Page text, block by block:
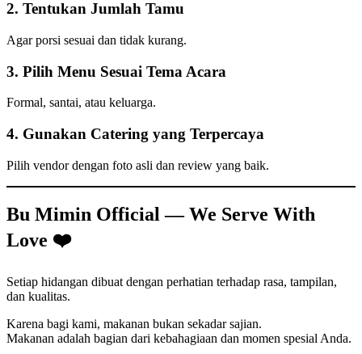
2. Tentukan Jumlah Tamu
Agar porsi sesuai dan tidak kurang.
3. Pilih Menu Sesuai Tema Acara
Formal, santai, atau keluarga.
4. Gunakan Catering yang Terpercaya
Pilih vendor dengan foto asli dan review yang baik.
Bu Mimin Official — We Serve With
Love ❤️
Setiap hidangan dibuat dengan perhatian terhadap rasa, tampilan,
dan kualitas.
Karena bagi kami, makanan bukan sekadar sajian.
Makanan adalah bagian dari kebahagiaan dan momen spesial Anda.